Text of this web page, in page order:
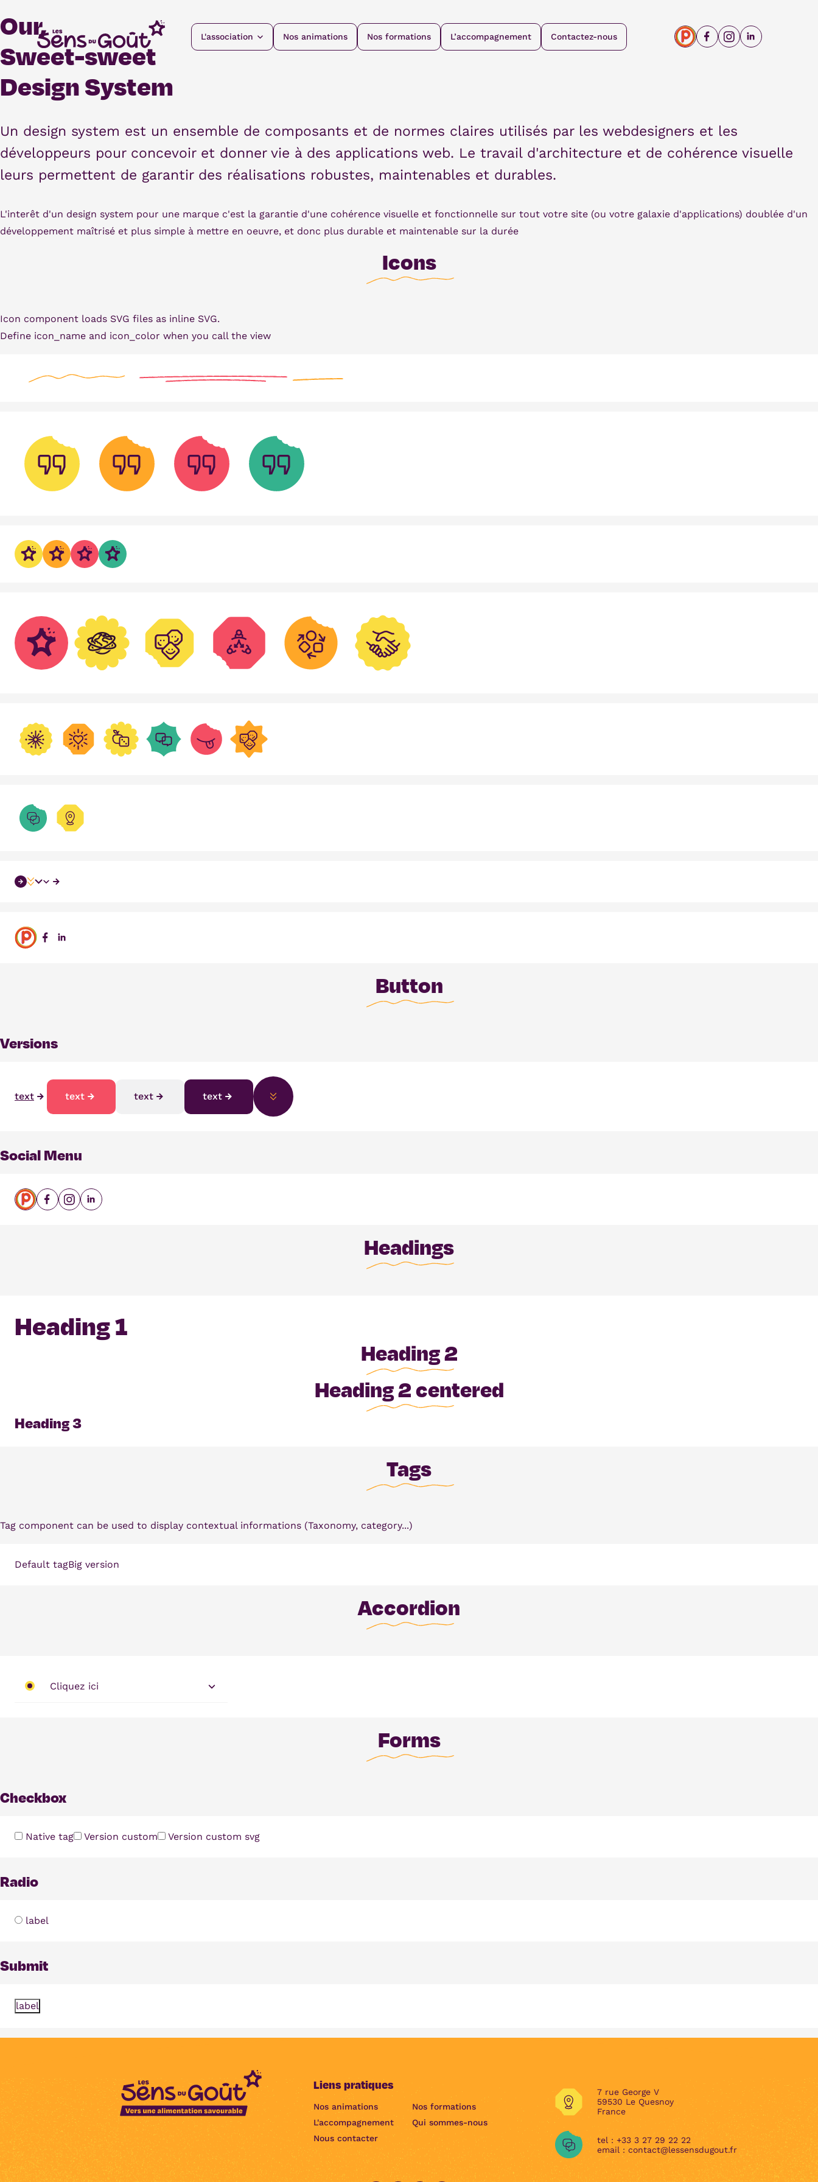
au
contenu
L'association Nos animations Nos formations L’accompagnement Contactez-nous
Our,
Sweet-sweet
Design System
Un design system est un ensemble de composants et de normes claires utilisés par les webdesigners et les
développeurs pour concevoir et donner vie à des applications web. Le travail d'architecture et de cohérence visuelle
leurs permettent de garantir des réalisations robustes, maintenables et durables.
L'interêt d'un design system pour une marque c'est la garantie d'une cohérence visuelle et fonctionnelle sur tout votre site (ou votre galaxie d'applications) doublée d'un
développement maîtrisé et plus simple à mettre en oeuvre, et donc plus durable et maintenable sur la durée
Icons
Icon component loads SVG files as inline SVG.
Define icon_name and icon_color when you call the view
Button
Versions
text text text text
Social Menu
Headings
Heading 1
Heading 2
Heading 2 centered
Heading 3
Tags
Tag component can be used to display contextual informations (Taxonomy, category...)
Default tagBig version
Accordion
Cliquez ici
Forms
Checkbox
Native tag Version custom Version custom svg
Radio
label
Submit
label
Liens pratiques
Nos animations
Nos formations
L'accompagnement
Qui sommes-nous
Nous contacter
7 rue George V
59530 Le Quesnoy
France
tel : +33 3 27 29 22 22
email : contact@lessensdugout.fr